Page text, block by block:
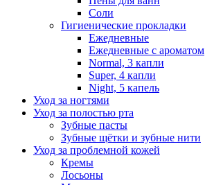
Соли
Гигиенические прокладки
Ежедневные
Ежедневные с ароматом
Normal, 3 капли
Super, 4 капли
Night, 5 капель
Уход за ногтями
Уход за полостью рта
Зубные пасты
Зубные щётки и зубные нити
Уход за проблемной кожей
Кремы
Лосьоны